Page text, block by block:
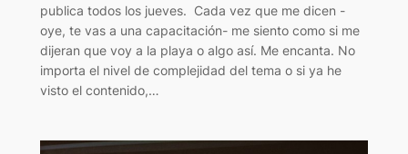
publica todos los jueves. Cada vez que me dicen -
oye, te vas a una capacitación- me siento como si me
dijeran que voy a la playa o algo así. Me encanta. No
importa el nivel de complejidad del tema o si ya he
visto el contenido,…